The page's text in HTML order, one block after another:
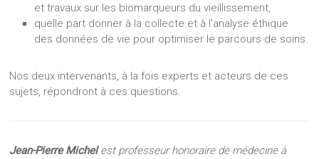
et travaux sur les biomarqueurs du vieillissement,
quelle part donner à la collecte et à l’analyse éthique
des données de vie pour optimiser le parcours de soins.
Nos deux intervenants, à la fois experts et acteurs de ces
sujets, répondront à ces questions.
Jean-Pierre Michelest professeur honoraire de médecine à